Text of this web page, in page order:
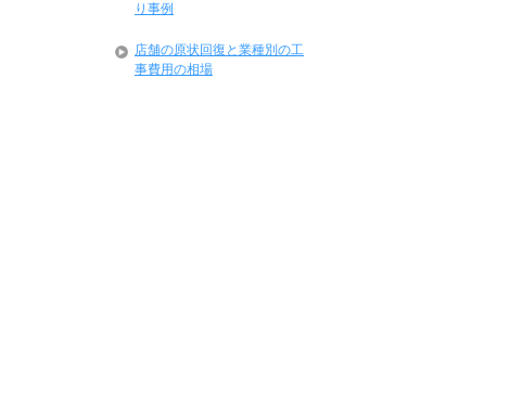
り事例
店舗の原状回復と業種別の工
事費用の相場